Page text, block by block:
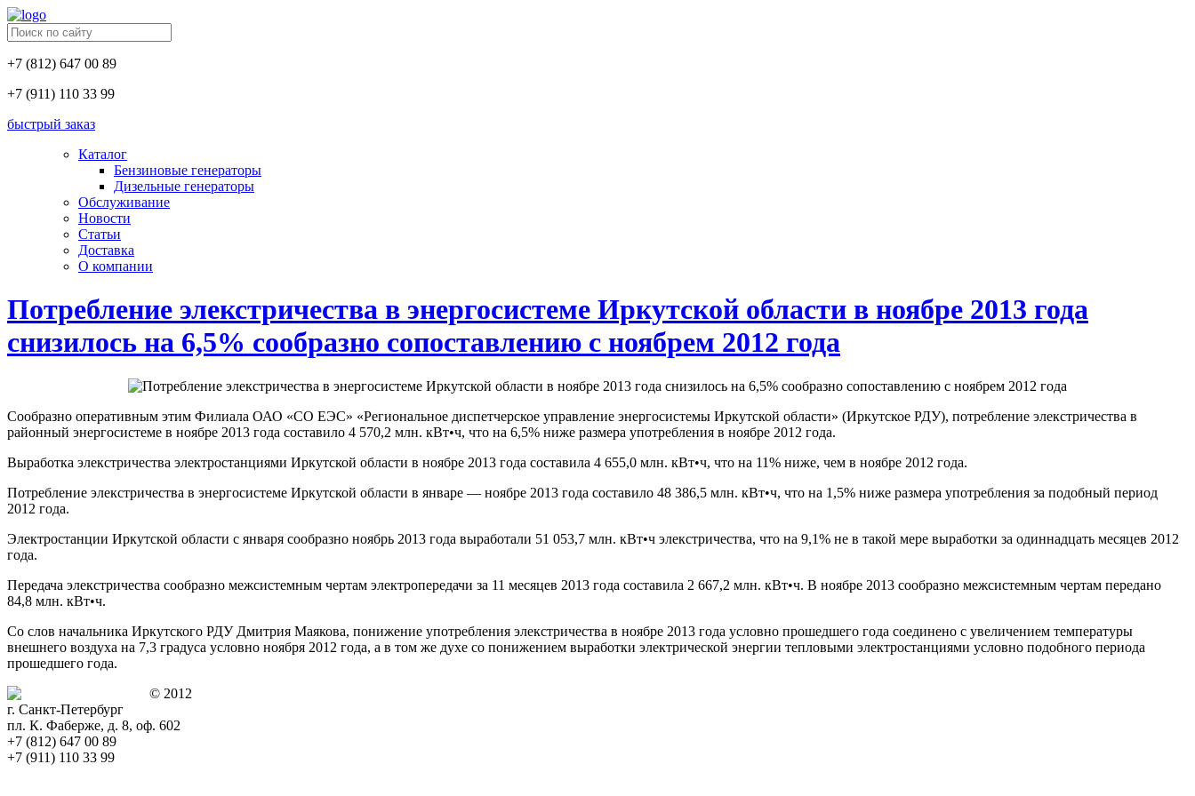
+7 (812) 647 00 89
+7 (911) 110 33 99
быстрый заказ
Каталог
Бензиновые генераторы
Дизельные генераторы
Обслуживание
Новости
Статьи
Доставка
О компании
Потребление элекстричества в энергосистеме Иркутской области в ноябре 2013 года
снизилось на 6,5% сообразно сопоставлению с ноябрем 2012 года
Сообразно оперативным этим Филиала ОАО «СО ЕЭС» «Региональное диспетчерское управление энергосистемы Иркутской области» (Иркутское РДУ), потребление элекстричества в
районный энергосистеме в ноябре 2013 года составило 4 570,2 млн. кВт•ч, что на 6,5% ниже размера употребления в ноябре 2012 года.
Выработка элекстричества электростанциями Иркутской области в ноябре 2013 года составила 4 655,0 млн. кВт•ч, что на 11% ниже, чем в ноябре 2012 года.
Потребление элекстричества в энергосистеме Иркутской области в январе — ноябре 2013 года составило 48 386,5 млн. кВт•ч, что на 1,5% ниже размера употребления за подобный период
2012 года.
Электростанции Иркутской области с января сообразно ноябрь 2013 года выработали 51 053,7 млн. кВт•ч элекстричества, что на 9,1% не в такой мере выработки за одиннадцать месяцев 2012
года.
Передача элекстричества сообразно межсистемным чертам электропередачи за 11 месяцев 2013 года составила 2 667,2 млн. кВт•ч. В ноябре 2013 сообразно межсистемным чертам передано
84,8 млн. кВт•ч.
Со слов начальника Иркутского РДУ Дмитрия Маякова, понижение употребления элекстричества в ноябре 2013 года условно прошедшего года соединено с увеличением температуры
внешнего воздуха на 7,3 градуса условно ноября 2012 года, а в том же духе со понижением выработки электрической энергии тепловыми электростанциями условно подобного периода
прошедшего года.
© 2012
г. Санкт-Петербург
пл. К. Фаберже, д. 8, оф. 602
+7 (812) 647 00 89
+7 (911) 110 33 99